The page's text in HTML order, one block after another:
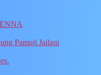
Pamuji Jailani